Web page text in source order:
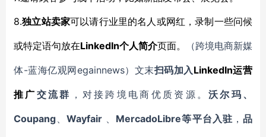
8.独立站卖家可以请行业里的名人或网红，录制一些问候
或特定语句放在LinkedIn个人简介页面。 （跨境电商新媒
体-蓝海亿观网egainnews）文末扫码加入 LinkedIn运营
推广 交流群 ，对接跨境电商优质资源。沃尔玛、
Coupang 、Wayfair MercadoLibre等平台入驻 ，品